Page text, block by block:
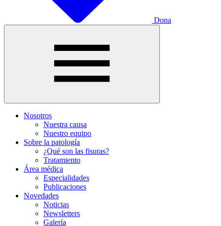
Dona
Nosotros
Nuestra causa
Nuestro equipo
Sobre la patología
¿Qué son las fisuras?
Tratamiento
Área médica
Especialidades
Publicaciones
Novedades
Noticias
Newsletters
Galería